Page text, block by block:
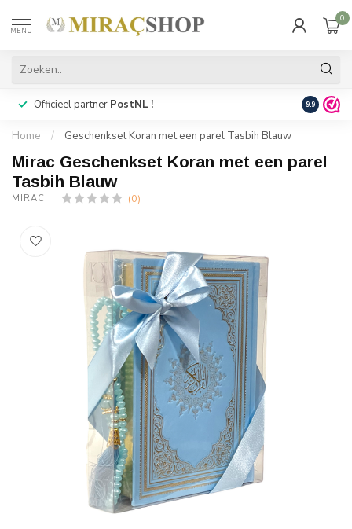
MENU
0
Officieel partner PostNL ! Snelle
9.9
Home / Geschenkset Koran met een parel Tasbih Blauw
Mirac Geschenkset Koran met een parel
Tasbih Blauw
MIRAC (0)